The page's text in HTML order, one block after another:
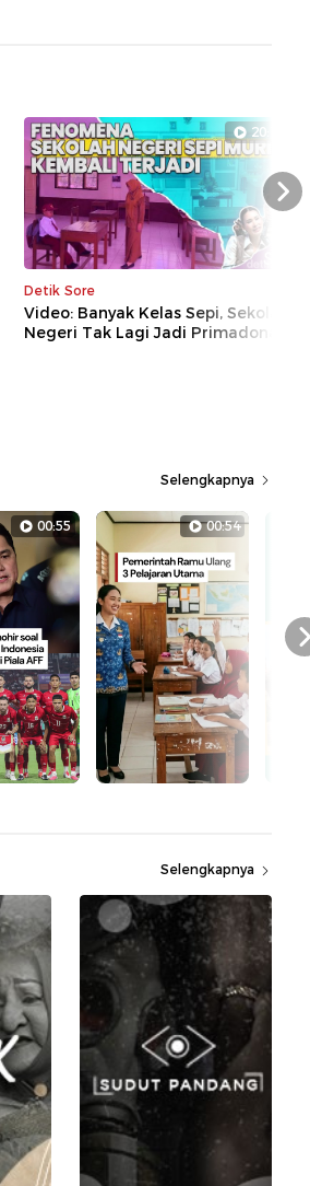
20:11
Detik Sore
Video: Banyak Kelas Sepi, Sekolah
Negeri Tak Lagi Jadi Primadona?
Next
Selengkapnya
00:55 00:54
Selengkapnya